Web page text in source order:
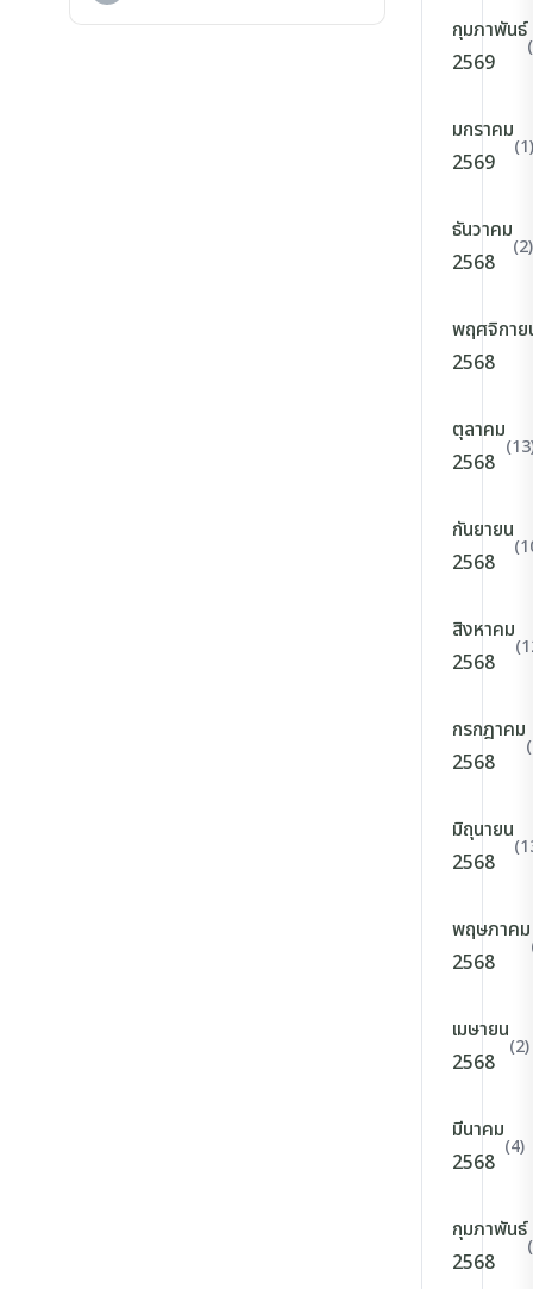
กุมภาพันธ์
2569
มกราคม
2569
(1)
ธันวาคม
2568
(2)
พฤศจิกาย
2568
ตุลาคม
2568
กันยายน
2568
สิงหาคม
2568
กรกฎาคม
2568
มิถุนายน
2568
พฤษภาคม
2568
เมษายน
2568
(2)
มีนาคม
2568
(4)
กุมภาพันธ์
2568